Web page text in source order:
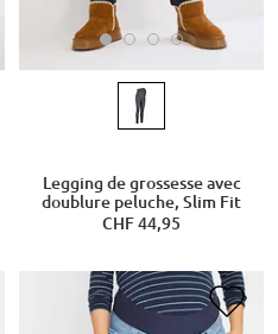
Legging de grossesse avec
doublure peluche, Slim Fit
CHF 44,95